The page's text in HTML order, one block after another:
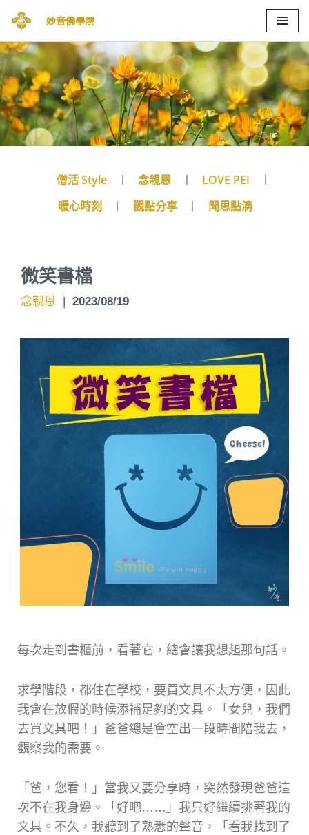
to
content
妙音佛學院
僧活 Style 念親恩
LOVE PEI
暖心時刻
觀點分享 聞思點滴
微笑書檔
念親恩 | 2023/08/19
每次走到書櫃前，看著它，總會讓我想起那句話。
求學階段，都住在學校，要買文具不太方便，因此
我會在放假的時候添補足夠的文具。「女兒，我們
去買文具吧！」爸爸總是會空出一段時間陪我去，
觀察我的需要。
「爸，您看！」當我又要分享時，突然發現爸爸這
次不在我身邊。「好吧……」我只好繼續挑著我的
文具。不久，我聽到了熟悉的聲音，「看我找到了